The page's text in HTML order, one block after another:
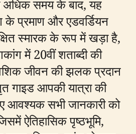
अधिक समय के बाद, यह
प्रमाण और एडवर्डियन
स्मारक के रूप में खड़ा है,
में 20वीं शताब्दी की
जीवन की झलक प्रदान
गाइड आपकी यात्रा की
आवश्यक सभी जानकारी को
ऐतिहासिक पृष्ठभूमि,